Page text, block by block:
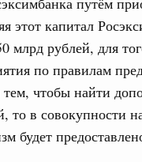
этот капитал
млрд рублей, для
по правилам
тем, чтобы найти
то в совокупности
будет
сфере строительства
130
под